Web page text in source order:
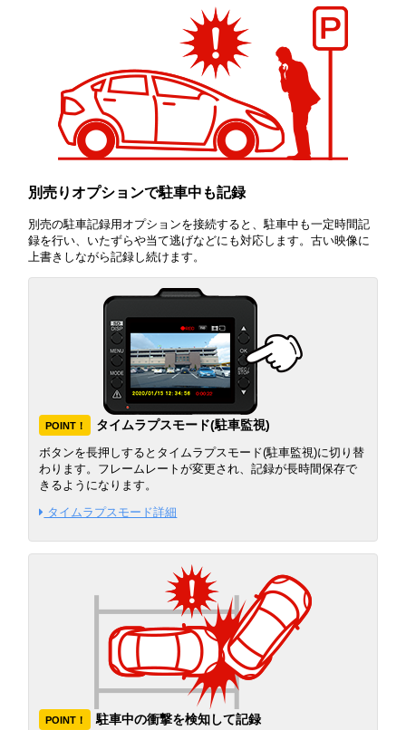
別売りオプションで駐車中も記録
別売の駐車記録用オプションを接続すると、駐車中も一定時間記
録を行い、いたずらや当て逃げなどにも対応します。古い映像に
上書きしながら記録し続けます。
POINT！ タイムラプスモード(駐車監視)
ボタンを長押しするとタイムラプスモード(駐車監視)に切り替
わります。フレームレートが変更され、記録が長時間保存で
きるようになります。
タイムラプスモード詳細
POINT！ 駐車中の衝撃を検知して記録